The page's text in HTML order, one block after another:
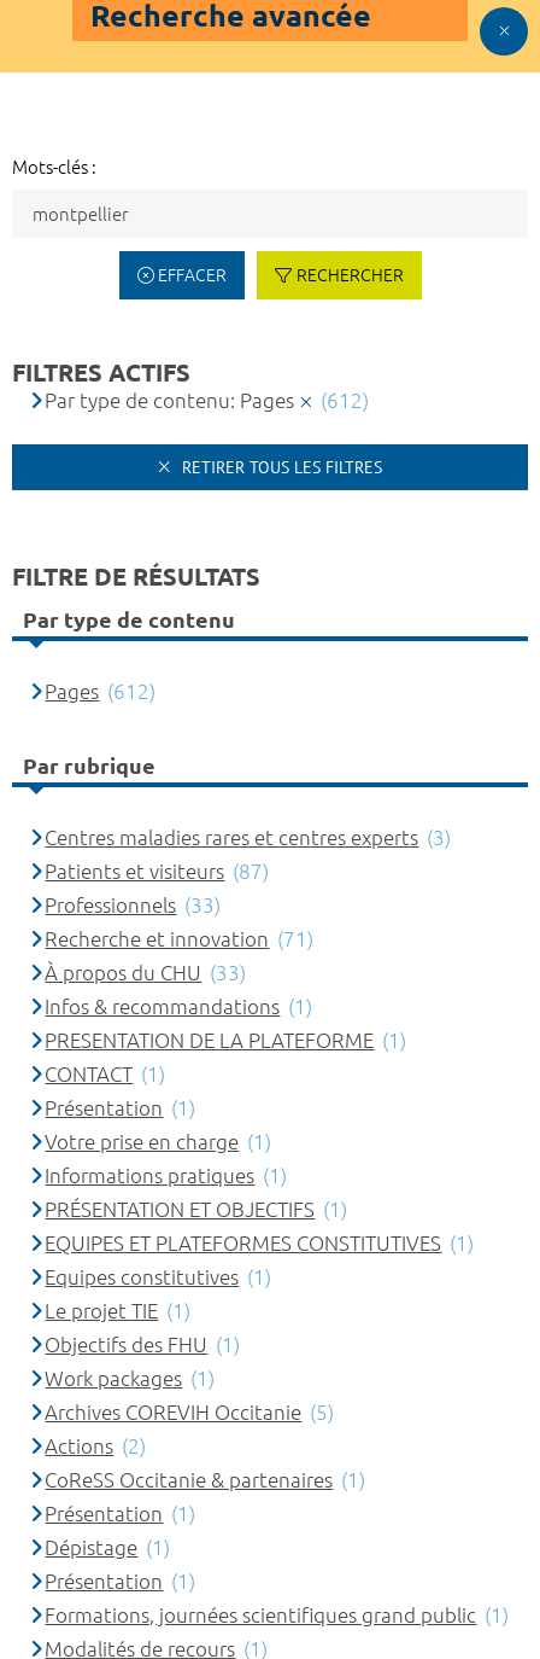
Recherche avancée
Mots-clés :
EFFACER RECHERCHER
FILTRES ACTIFS
Par type de contenu: Pages (612)
RETIRER TOUS LES FILTRES
FILTRE DE RÉSULTATS
Par type de contenu
Pages (612)
Par rubrique
Centres maladies rares et centres experts (3)
Patients et visiteurs (87)
Professionnels (33)
Recherche et innovation (71)
À propos du CHU (33)
Infos & recommandations (1)
PRESENTATION DE LA PLATEFORME (1)
CONTACT (1)
Présentation (1)
Votre prise en charge (1)
Informations pratiques (1)
PRÉSENTATION ET OBJECTIFS (1)
EQUIPES ET PLATEFORMES CONSTITUTIVES (1)
Equipes constitutives (1)
Le projet TIE (1)
Objectifs des FHU (1)
Work packages (1)
Archives COREVIH Occitanie (5)
Actions (2)
CoReSS Occitanie & partenaires (1)
Présentation (1)
Dépistage (1)
Présentation (1)
Formations, journées scientifiques grand public (1)
Modalités de recours (1)